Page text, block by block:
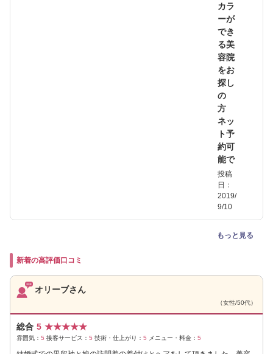
カラ
ーが
でき
る美
容院
をお
探し
の
方
ネッ
ト予
約可
能で
投稿
日：
2019/
9/10
もっと見る
新着の高評価口コミ
オリーブさん
（女性/50代）
総合 5 ★★★★★
雰囲気： 5 接客サービス： 5 技術・仕上がり： 5 メニュー・料金： 5